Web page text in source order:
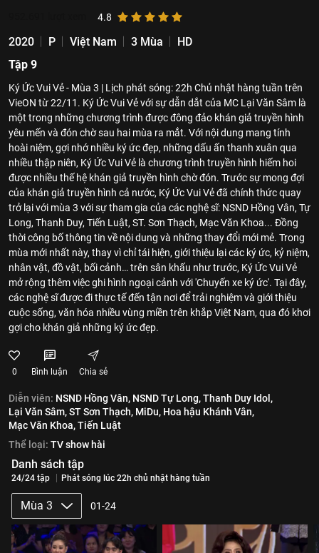
4.8
2020 P Việt Nam 3 Mùa
HD
Tập 9
Ký Ức Vui Vẻ - Mùa 3 | Lịch phát sóng: 22h Chủ nhật hàng tuần trên
VieON từ 22/11. Ký Ức Vui Vẻ với sự dẫn dắt của MC Lại Văn Sâm là
một trong những chương trình được đông đảo khán giả truyền hình
yêu mến và đón chờ sau hai mùa ra mắt. Với nội dung mang tính
hoài niệm, gợi nhớ nhiều ký ức đẹp, những dấu ấn thanh xuân qua
nhiều thập niên, Ký Ức Vui Vẻ là chương trình truyền hình hiếm hoi
được nhiều thế hệ khán giả truyền hình chờ đón. Trước sự mong đợi
của khán giả truyền hình cả nước, Ký Ức Vui Vẻ đã chính thức quay
trở lại với mùa 3 với sự tham gia của các nghệ sĩ: NSND Hồng Vân, Tự
Long, Thanh Duy, Tiến Luật, ST. Sơn Thạch, Mạc Văn Khoa... Đồng
thời công bố thông tin về nội dung và những thay đổi mới mẻ. Trong
mùa mới nhất này, thay vì chỉ tái hiện, giới thiệu lại các ký ức, kỷ niệm,
nhân vật, đồ vật, bối cảnh… trên sân khấu như trước, Ký Ức Vui Vẻ
mở rộng thêm việc ghi hình ngoại cảnh với 'Chuyến xe ký ức'. Tại đây,
các nghệ sĩ được đi thực tế đến tận nơi để trải nghiệm và giới thiệu
cuộc sống, văn hóa nhiều vùng miền trên khắp Việt Nam, qua đó khơi
gợi cho khán giả những ký ức đẹp.
0 Bình luận Chia sẻ
Diễn viên: NSND Hồng Vân, NSND Tự Long,Thanh Duy Idol,
Lại Văn Sâm,ST Sơn Thạch, MiDu, Hoa hậu Khánh Vân,
Mạc Văn Khoa,Tiến Luật
Thể loại: TV show hài
Danh sách tập
24/24 tập Phát sóng lúc 22h chủ nhật hàng tuần
Mùa 3 01-24